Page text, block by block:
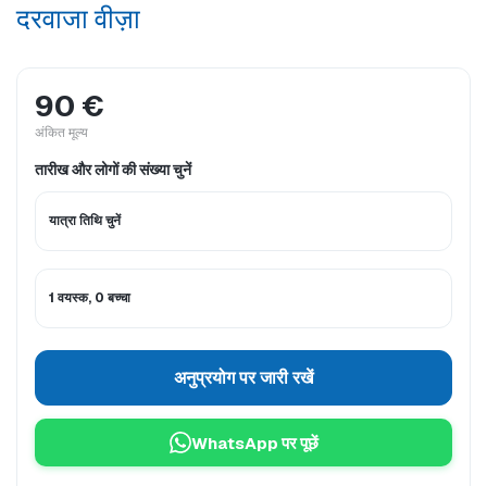
दरवाजा वीज़ा
90 €
अंकित मूल्य
तारीख और लोगों की संख्या चुनें
यात्रा तिथि चुनें
1 वयस्क, 0 बच्चा
अनुप्रयोग पर जारी रखें
WhatsApp पर पूछें